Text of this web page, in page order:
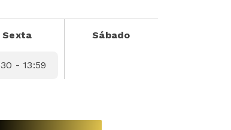
Sexta
- 13:59
Sábado